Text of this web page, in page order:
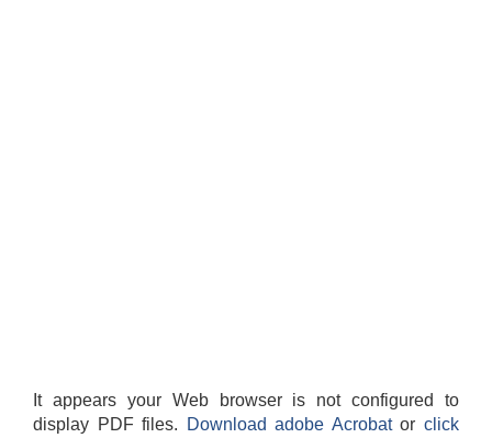
It appears your Web browser is not configured to
display PDF files.
Download adobe Acrobatorclick